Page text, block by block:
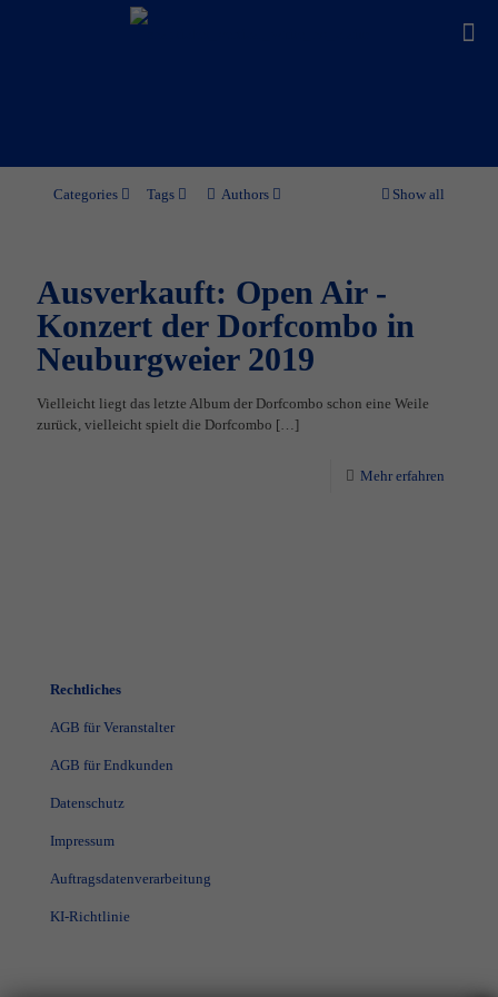
Categories Tags Authors Show all
Ausverkauft: Open Air -
Konzert der Dorfcombo in
Neuburgweier 2019
Vielleicht liegt das letzte Album der Dorfcombo schon eine Weile
zurück, vielleicht spielt die Dorfcombo […]
Mehr erfahren
Rechtliches
AGB für Veranstalter
AGB für Endkunden
Datenschutz
Impressum
Auftragsdatenverarbeitung
KI-Richtlinie